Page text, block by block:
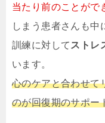
当たり前のことが
しまう患者さんも中
訓練に対して ストレ
います。
心のケアと合わせて
のが回復期のサポー